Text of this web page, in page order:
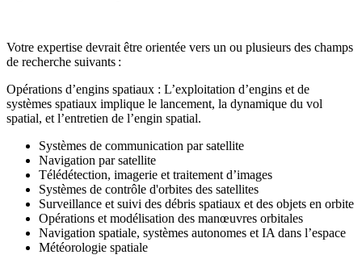
Votre expertise devrait être orientée vers un ou plusieurs des champs
de recherche suivants :
Opérations d’engins spatiaux : L’exploitation d’engins et de
systèmes spatiaux implique le lancement, la dynamique du vol
spatial, et l’entretien de l’engin spatial.
Systèmes de communication par satellite
Navigation par satellite
Télédétection, imagerie et traitement d’images
Systèmes de contrôle d'orbites des satellites
Surveillance et suivi des débris spatiaux et des objets en orbite
Opérations et modélisation des manœuvres orbitales
Navigation spatiale, systèmes autonomes et IA dans l’espace
Météorologie spatiale